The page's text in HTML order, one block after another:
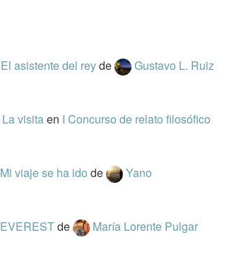
El asistente del reyde Gustavo L. Ruiz
La visitaen I Concurso de relato filosófico
Mi viaje se ha ido de Yano
EVERESTde María Lorente Pulgar